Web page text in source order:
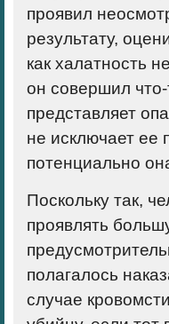
проявил
результату,
как халатность
он совершил что-
представляет
не исключает ее
потенциально
Поскольку так,
проявлять
полагалось
случае